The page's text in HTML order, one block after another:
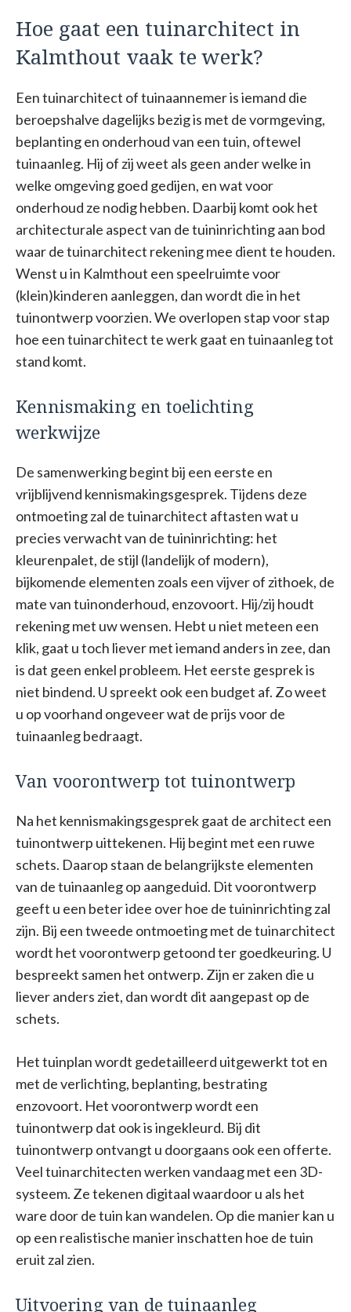
Hoe gaat een tuinarchitect in
Kalmthout vaak te werk?
Een tuinarchitect of tuinaannemer is iemand die
beroepshalve dagelijks bezig is met de vormgeving,
beplanting en onderhoud van een tuin, oftewel
tuinaanleg. Hij of zij weet als geen ander welke in
welke omgeving goed gedijen, en wat voor
onderhoud ze nodig hebben. Daarbij komt ook het
architecturale aspect van de tuininrichting aan bod
waar de tuinarchitect rekening mee dient te houden.
Wenst u in Kalmthout een speelruimte voor
(klein)kinderen aanleggen, dan wordt die in het
tuinontwerp voorzien. We overlopen stap voor stap
hoe een tuinarchitect te werk gaat en tuinaanleg tot
stand komt.
Kennismaking en toelichting
werkwijze
De samenwerking begint bij een eerste en
vrijblijvend kennismakingsgesprek. Tijdens deze
ontmoeting zal de tuinarchitect aftasten wat u
precies verwacht van de tuininrichting: het
kleurenpalet, de stijl (landelijk of modern),
bijkomende elementen zoals een vijver of zithoek, de
mate van tuinonderhoud, enzovoort. Hij/zij houdt
rekening met uw wensen. Hebt u niet meteen een
klik, gaat u toch liever met iemand anders in zee, dan
is dat geen enkel probleem. Het eerste gesprek is
niet bindend. U spreekt ook een budget af. Zo weet
u op voorhand ongeveer wat de prijs voor de
tuinaanleg bedraagt.
Van voorontwerp tot tuinontwerp
Na het kennismakingsgesprek gaat de architect een
tuinontwerp uittekenen. Hij begint met een ruwe
schets. Daarop staan de belangrijkste elementen
van de tuinaanleg op aangeduid. Dit voorontwerp
geeft u een beter idee over hoe de tuininrichting zal
zijn. Bij een tweede ontmoeting met de tuinarchitect
wordt het voorontwerp getoond ter goedkeuring. U
bespreekt samen het ontwerp. Zijn er zaken die u
liever anders ziet, dan wordt dit aangepast op de
schets.
Het tuinplan wordt gedetailleerd uitgewerkt tot en
met de verlichting, beplanting, bestrating
enzovoort. Het voorontwerp wordt een
tuinontwerp dat ook is ingekleurd. Bij dit
tuinontwerp ontvangt u doorgaans ook een offerte.
Veel tuinarchitecten werken vandaag met een 3D-
systeem. Ze tekenen digitaal waardoor u als het
ware door de tuin kan wandelen. Op die manier kan u
op een realistische manier inschatten hoe de tuin
eruit zal zien.
Uitvoering van de tuinaanleg